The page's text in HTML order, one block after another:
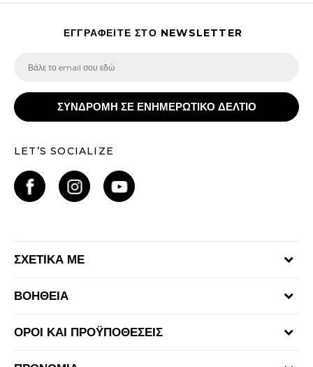
ΕΓΓΡΑΦΕΙΤΕ ΣΤΟ NEWSLETTER
ΣΥΝΔΡΟΜΗ ΣΕ ΕΝΗΜΕΡΩΤΙΚΟ ΔΕΛΤΙΟ
LET’S SOCIALIZE
ΣΧΕΤΙΚΑ ΜΕ
Καταστήματα
ΒΟΗΘΕΙΑ
Αποστολή & Παράδοση
ΟΡΟΙ ΚΑΙ ΠΡΟΫΠΟΘΕΣΕΙΣ